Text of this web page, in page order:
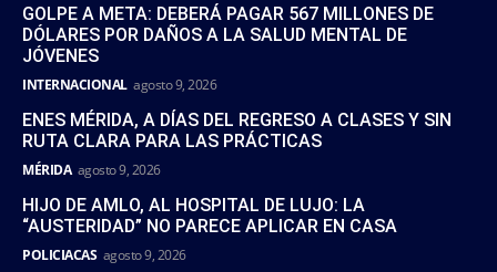
GOLPE A META: DEBERÁ PAGAR 567 MILLONES DE
DÓLARES POR DAÑOS A LA SALUD MENTAL DE
JÓVENES
INTERNACIONAL agosto 9, 2026
ENES MÉRIDA, A DÍAS DEL REGRESO A CLASES Y SIN
RUTA CLARA PARA LAS PRÁCTICAS
MÉRIDA agosto 9, 2026
HIJO DE AMLO, AL HOSPITAL DE LUJO: LA
“AUSTERIDAD” NO PARECE APLICAR EN CASA
POLICIACAS agosto 9, 2026